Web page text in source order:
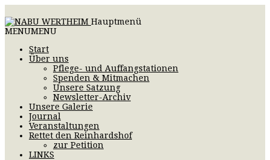
Hauptmenü
MENUMENU
Start
Über uns
Pflege- und Auffangstationen
Spenden & Mitmachen
Unsere Satzung
Newsletter-Archiv
Unsere Galerie
Journal
Veranstaltungen
Rettet den Reinhardshof
zur Petition
LINKS